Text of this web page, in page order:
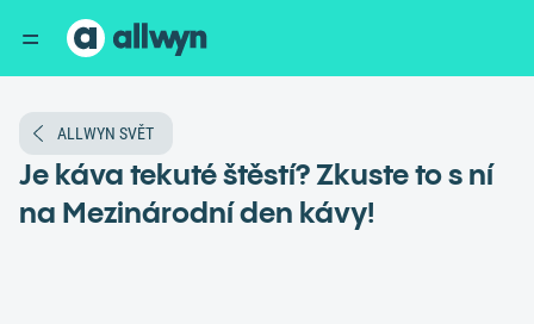
ALLWYN SVĚT
Je káva tekuté štěstí? Zkuste to s ní
na Mezinárodní den kávy!